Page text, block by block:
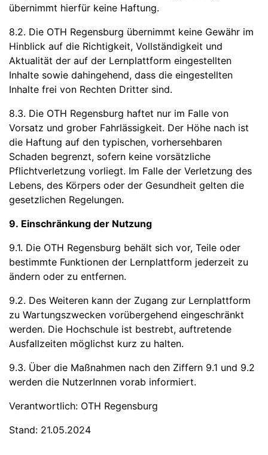
übernimmt hierfür keine Haftung.
8.2. Die OTH Regensburg übernimmt keine Gewähr im
Hinblick auf die Richtigkeit, Vollständigkeit und
Aktualität der auf der Lernplattform eingestellten
Inhalte sowie dahingehend, dass die eingestellten
Inhalte frei von Rechten Dritter sind.
8.3. Die OTH Regensburg haftet nur im Falle von
Vorsatz und grober Fahrlässigkeit. Der Höhe nach ist
die Haftung auf den typischen, vorhersehbaren
Schaden begrenzt, sofern keine vorsätzliche
Pflichtverletzung vorliegt. Im Falle der Verletzung des
Lebens, des Körpers oder der Gesundheit gelten die
gesetzlichen Regelungen.
9. Einschränkung der Nutzung
9.1. Die OTH Regensburg behält sich vor, Teile oder
bestimmte Funktionen der Lernplattform jederzeit zu
ändern oder zu entfernen.
9.2. Des Weiteren kann der Zugang zur Lernplattform
zu Wartungszwecken vorübergehend eingeschränkt
werden. Die Hochschule ist bestrebt, auftretende
Ausfallzeiten möglichst kurz zu halten.
9.3. Über die Maßnahmen nach den Ziffern 9.1 und 9.2
werden die NutzerInnen vorab informiert.
Verantwortlich: OTH Regensburg
Stand: 21.05.2024